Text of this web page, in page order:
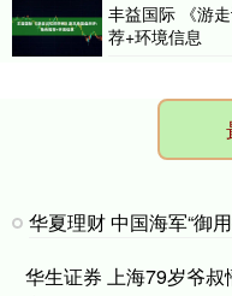
丰益国际 《游
荐+环境信息
华夏理财 中国海军“御
华生证券 上海79岁爷